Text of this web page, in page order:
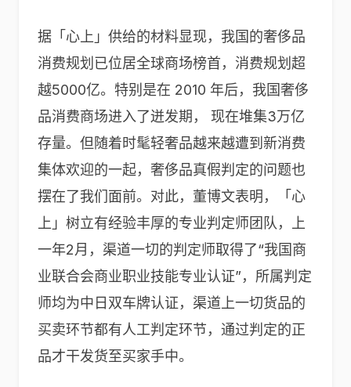
据「心上」供给的材料显现，我国的奢侈品
消费规划已位居全球商场榜首，消费规划超
越5000亿。特别是在 2010 年后，我国奢侈
品消费商场进入了迸发期， 现在堆集3万亿
存量。但随着时髦轻奢品越来越遭到新消费
集体欢迎的一起，奢侈品真假判定的问题也
摆在了我们面前。对此，董博文表明，「心
上」树立有经验丰厚的专业判定师团队，上
一年2月，渠道一切的判定师取得了“我国商
业联合会商业职业技能专业认证”，所属判定
师均为中日双车牌认证，渠道上一切货品的
买卖环节都有人工判定环节，通过判定的正
品才干发货至买家手中。